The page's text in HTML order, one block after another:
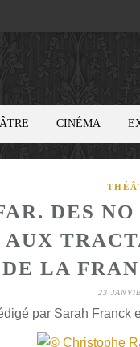
CINÉMA
DES
AUX
DE LA
23
par Sarah Franck